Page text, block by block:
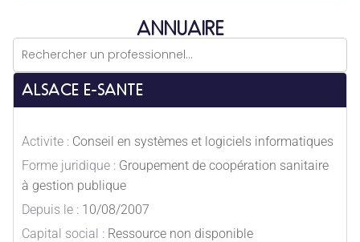
ANNUAIRE
ALSACE E-SANTE
Activite : Conseil en systèmes et logiciels informatiques
Forme juridique : Groupement de coopération sanitaire
à gestion publique
Depuis le : 10/08/2007
Capital social : Ressource non disponible